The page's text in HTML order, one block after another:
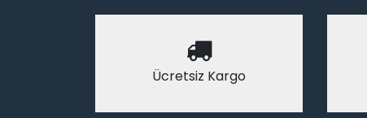
Ücretsiz Kargo